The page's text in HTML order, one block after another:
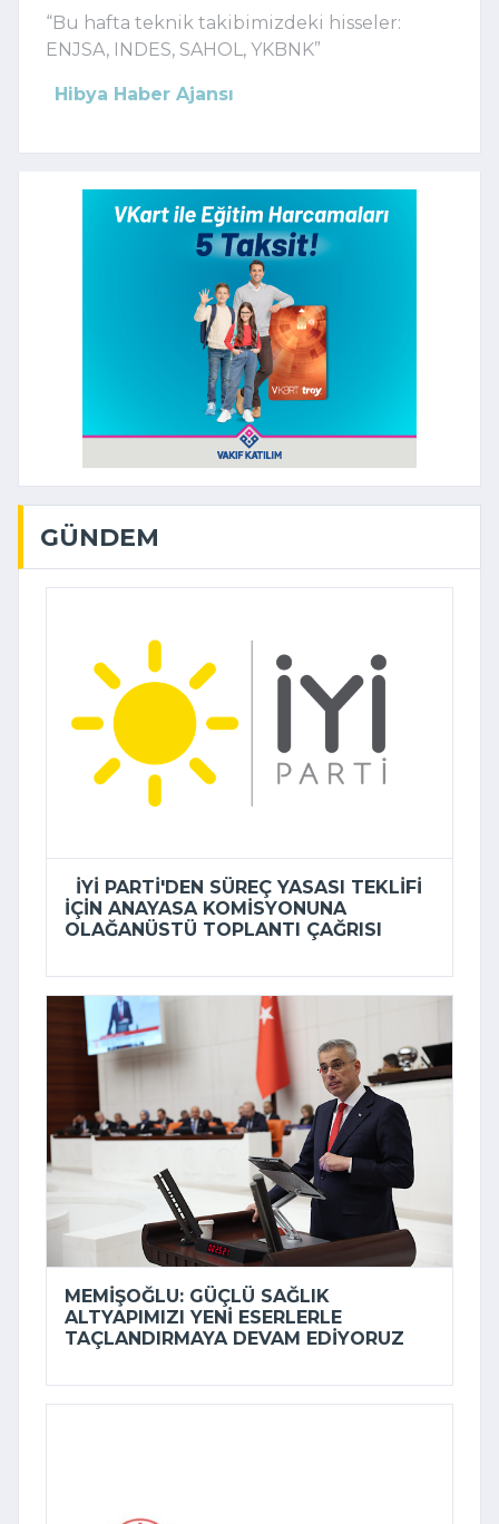
“Bu hafta teknik takibimizdeki hisseler:
ENJSA, INDES, SAHOL, YKBNK”
Hibya Haber Ajansı
GÜNDEM
İYİ PARTI'DEN SÜREÇ YASASI TEKLIFI
IÇIN ANAYASA KOMISYONUNA
OLAĞANÜSTÜ TOPLANTI ÇAĞRISI
MEMIŞOĞLU: GÜÇLÜ SAĞLIK
ALTYAPIMIZI YENI ESERLERLE
TAÇLANDIRMAYA DEVAM EDIYORUZ